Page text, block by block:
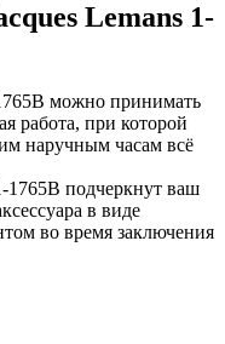
Lemans 1-
можно принимать
работа, при которой
наручным часам всё
1765B подчеркнут ваш
в виде
во время заключения